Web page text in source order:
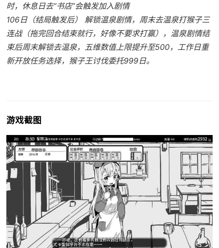
时，休息日去“书店”会触发加入剧情
106日（结局触发后） 解锁温泉剧情，周末去温泉打猴子三
连战（拖完回合结束就行，好像不要求打赢），温泉剧情结
束后周末解锁去温泉，五维数值上限提升至500，工作日重
新开放任务选择，猴子王讨伐委托999日。
游戏截图